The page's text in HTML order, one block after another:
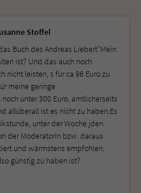
Stoffel
Buch des Andreas Liebert"Mein
ist? Und das auch noch
nicht leisten, s für ca 96 Euro zu
meine geringe
unter 300 Euro, amtlicherseits
allüberall ist es nicht zu haben.Es
unter der Woche jden
der Moderatorin bzw. daraus
und wärmstens empfohlen.
günstig zu haben ist?